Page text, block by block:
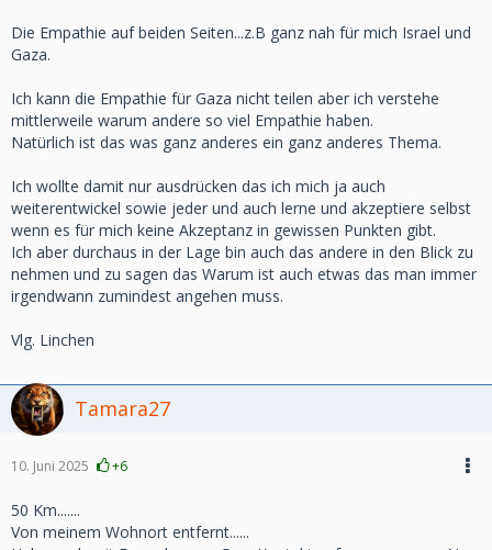
Die Empathie auf beiden Seiten...z.B ganz nah für mich Israel und
Gaza.
Ich kann die Empathie für Gaza nicht teilen aber ich verstehe
mittlerweile warum andere so viel Empathie haben.
Natürlich ist das was ganz anderes ein ganz anderes Thema.
Ich wollte damit nur ausdrücken das ich mich ja auch
weiterentwickel sowie jeder und auch lerne und akzeptiere selbst
wenn es für mich keine Akzeptanz in gewissen Punkten gibt.
Ich aber durchaus in der Lage bin auch das andere in den Blick zu
nehmen und zu sagen das Warum ist auch etwas das man immer
irgendwann zumindest angehen muss.
Vlg. Linchen
Tamara27
10. Juni 2025 +6
50 Km.......
Von meinem Wohnort entfernt......